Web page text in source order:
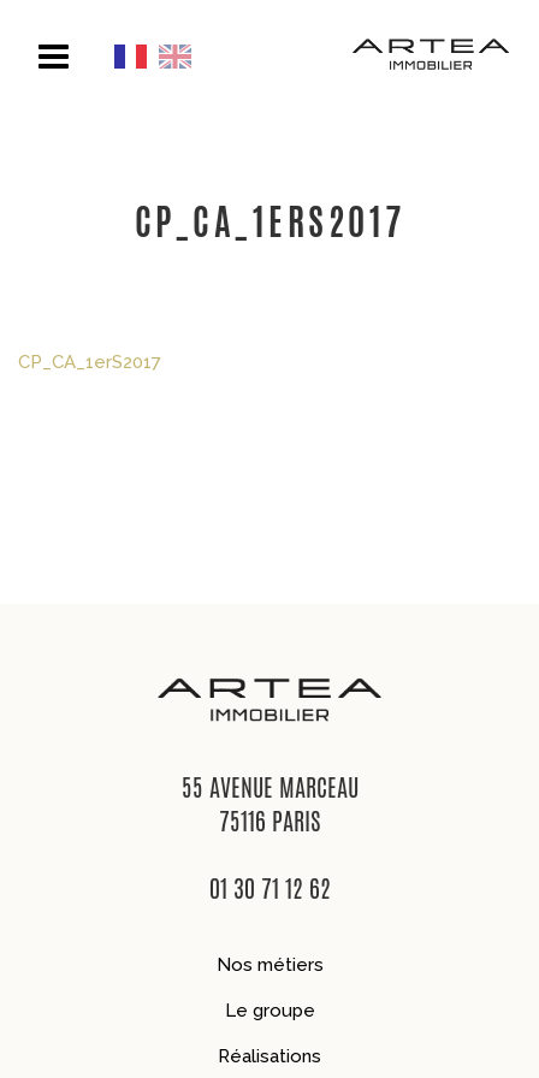
Toggle
CP_CA_1ERS2017
CP_CA_1erS2017
55 AVENUE MARCEAU
75116 PARIS
01 30 71 12 62
Nos métiers
Le groupe
Réalisations